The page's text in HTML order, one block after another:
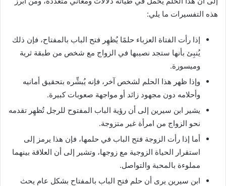
هذه التفسيرات ما يلي:
إذا رأت الفتاة العزباء حلمًا يُظهِر فتح الباب بالمفتاح، فإن ذلك
يُنبِئ بأنها ستجد نصيبها في الزواج مع شخص من طبقة ثرية
وميسورة.
وإذا ظهر هذا الحلم لشخص آخر، فإنه يُبشِّره بتحقيق أمانيه
وأحلامه دون مجهود زائد أو مواجهة صعوبات كبيرة.
يشير ابن سيرين إلى أن رؤية الباب المفتوح للرجل تُظهِر تقدمه
نحو الزواج من امرأة غير متزوجة.
أما إذا رأت الزوجة فتح الباب في حلمها، فإن هذا يرمز إلى
استقرار الحياة الزوجية مع زوجها، وتشير إلى أن العلاقة بينهما
مملوءة بالمحبة والتواصل.
ابن سيرين يرى أن حلم فتح الباب بالمفتاح بشكل عام يحث